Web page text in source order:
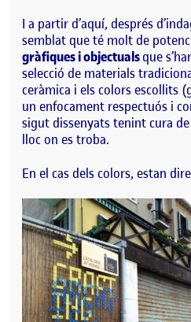
I a partir d’aquí, després
semblat que té molt de
gràfiques iobjectualsque
selecció de materials
ceràmica i els colors escollits
un enfocament respectuós i
sigut dissenyats tenint cura
lloc on es troba.
En el cas dels colors, estan